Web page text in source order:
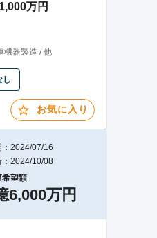
万円
機器製造 / 他
し
お気に入り
：2024/07/16
：2024/10/08
希望額
6,000万円